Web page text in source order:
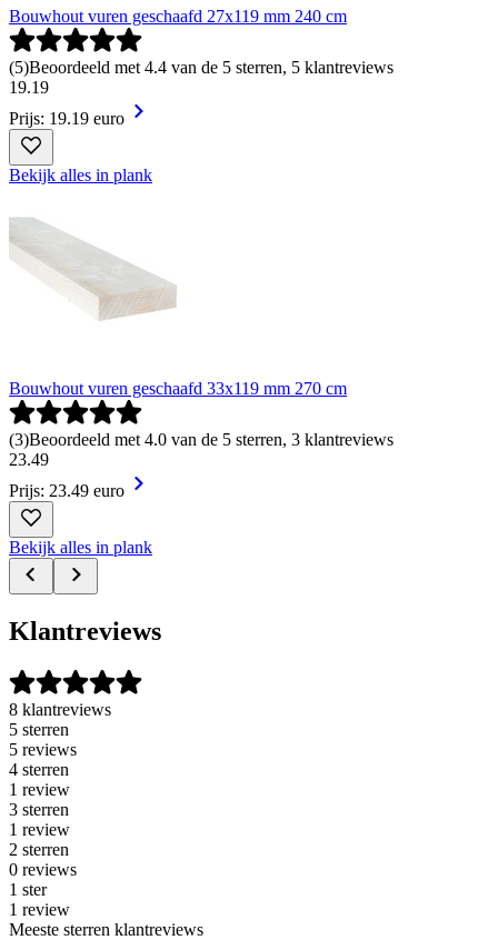
Bouwhout vuren geschaafd 27x119 mm 240 cm
(5)Beoordeeld met 4.4 van de 5 sterren, 5 klantreviews
19.19
Prijs: 19.19 euro
Bekijk alles in plank
Bouwhout vuren geschaafd 33x119 mm 270 cm
(3)Beoordeeld met 4.0 van de 5 sterren, 3 klantreviews
23.49
Prijs: 23.49 euro
Bekijk alles in plank
Klantreviews
8 klantreviews
5 sterren
5 reviews
4 sterren
1 review
3 sterren
1 review
2 sterren
0 reviews
1 ster
1 review
Meeste sterren klantreviews